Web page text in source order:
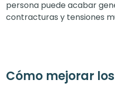
persona puede acabar
contracturas y tensiones
Cómo mejorar